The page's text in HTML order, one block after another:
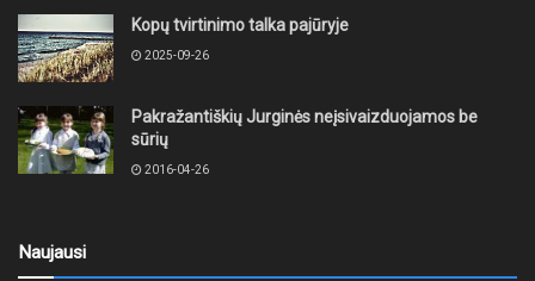
Kopų tvirtinimo talka pajūryje
2025-09-26
Pakražantiškių Jurginės neįsivaizduojamos be
sūrių
2016-04-26
Naujausi